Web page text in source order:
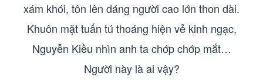
xám khói, tôn lên dáng người cao lớn thon dài.
Khuôn mặt tuấn tú thoáng hiện vẻ kinh ngạc,
Nguyễn Kiều nhìn anh ta chớp chớp mắt…
Người này là ai vậy?